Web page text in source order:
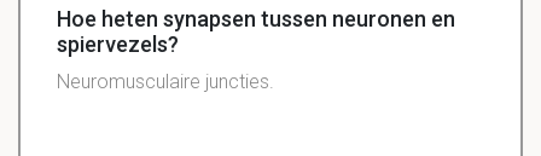
Hoe heten synapsen tussen neuronen en
spiervezels?
Neuromusculaire juncties.